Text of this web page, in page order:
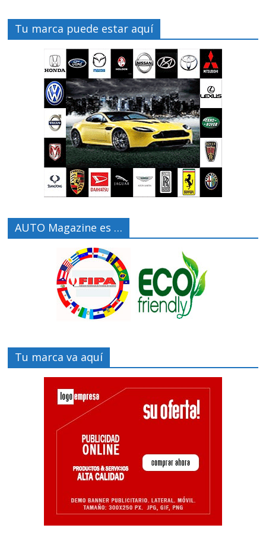
Tu marca puede estar aquí
AUTO Magazine es …
Tu marca va aquí